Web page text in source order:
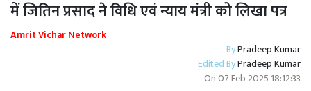
में जितिन प्रसाद ने विधि एवं न्याय मंत्री को लिखा पत्र
Amrit Vichar Network
ByPradeep Kumar
Edited ByPradeep Kumar
On07 Feb 2025 18:12:33